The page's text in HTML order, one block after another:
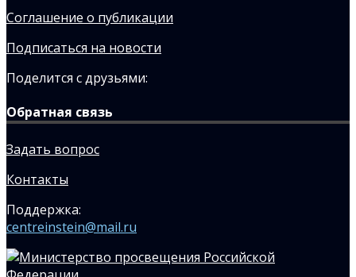
Соглашение о публикации
Подписаться на новости
Поделится с друзьями:
Обратная связь
Задать вопрос
Контакты
Поддержка:
centreinstein@mail.ru